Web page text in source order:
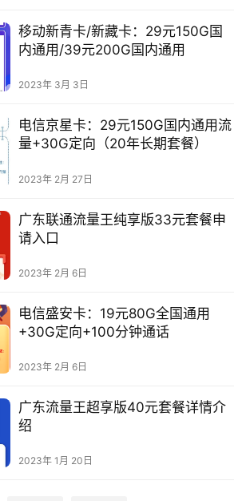
移动新青卡/新藏卡：29元150G国
内通用/39元200G国内通用
2023年 3月 3日
电信京星卡：29元150G国内通用流
量+30G定向（20年长期套餐）
2023年 2月 27日
广东联通流量王纯享版33元套餐申
请入口
2023年 2月 6日
电信盛安卡：19元80G全国通用
+30G定向+100分钟通话
2023年 2月 6日
广东流量王超享版40元套餐详情介
绍
2023年 1月 20日